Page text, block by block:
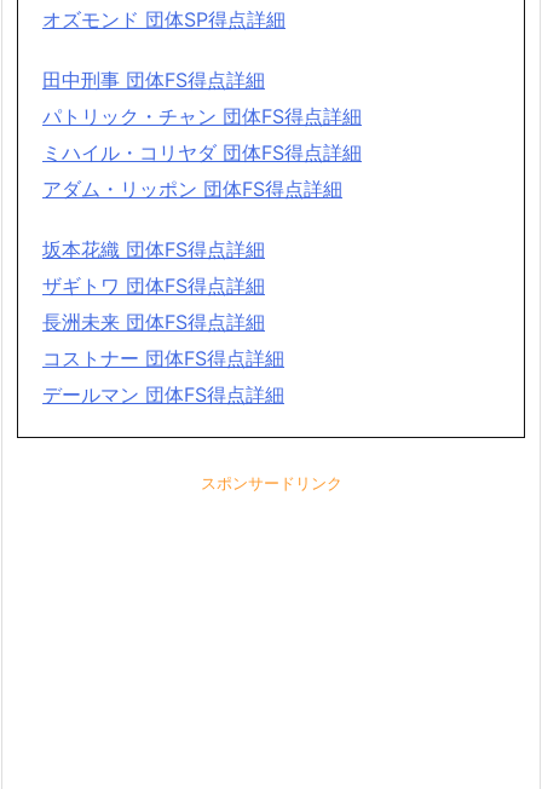
オズモンド 団体SP得点詳細
田中刑事 団体FS得点詳細
パトリック・チャン 団体FS得点詳細
ミハイル・コリヤダ 団体FS得点詳細
アダム・リッポン 団体FS得点詳細
坂本花織 団体FS得点詳細
ザギトワ 団体FS得点詳細
長洲未来 団体FS得点詳細
コストナー 団体FS得点詳細
デールマン 団体FS得点詳細
スポンサードリンク